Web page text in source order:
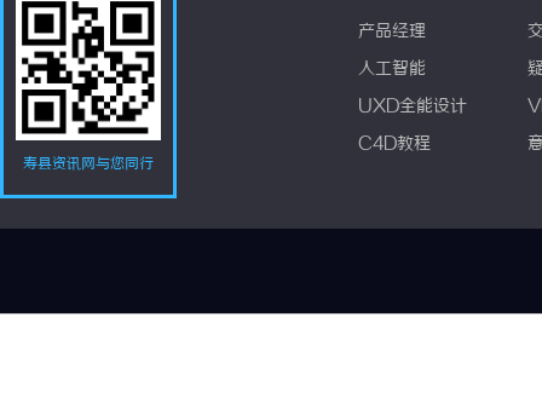
寿县资讯网与您同行
产品经理
人工智能
UXD全能设计
C4D教程